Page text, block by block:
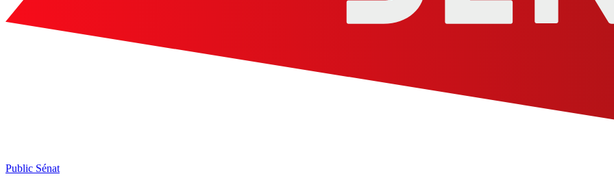
Public Sénat